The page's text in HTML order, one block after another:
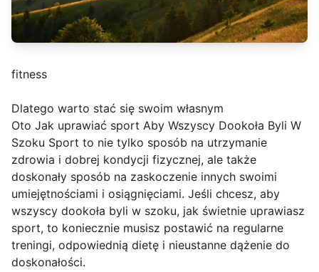
fitness
Dlatego warto stać się swoim własnym
Oto Jak uprawiać sport Aby Wszyscy Dookoła Byli W
Szoku Sport to nie tylko sposób na utrzymanie
zdrowia i dobrej kondycji fizycznej, ale także
doskonały sposób na zaskoczenie innych swoimi
umiejętnościami i osiągnięciami. Jeśli chcesz, aby
wszyscy dookoła byli w szoku, jak świetnie uprawiasz
sport, to koniecznie musisz postawić na regularne
treningi, odpowiednią dietę i nieustanne dążenie do
doskonałości.